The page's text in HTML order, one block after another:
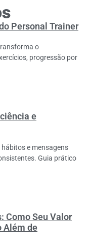
Personal Trainer
o
progressão por
e
e mensagens
Guia prático
Como Seu Valor
Além de